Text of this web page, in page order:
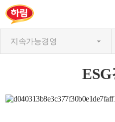
지속가능경영